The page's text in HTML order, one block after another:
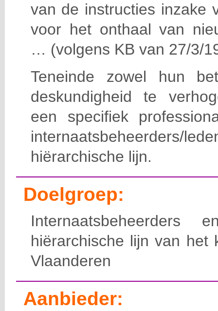
van de instructies inzake
voor het onthaal van
… (volgens KB van 27/3/
Teneinde zowel hun
deskundigheid te
een specifiek
hiërarchische lijn.
Doelgroep:
hiërarchische lijn van het
Vlaanderen
Aanbieder: